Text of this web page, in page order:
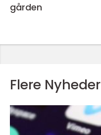
gården
Flere Nyheder